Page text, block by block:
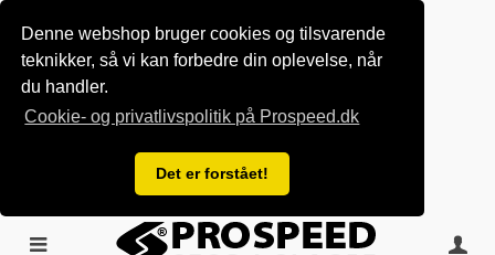
Denne webshop bruger cookies og tilsvarende
teknikker, så vi kan forbedre din oplevelse, når
du handler.
Cookie- og privatlivspolitik på Prospeed.dk
Det er forstået!